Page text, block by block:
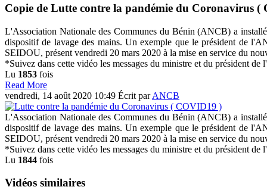
Copie de Lutte contre la pandémie du Coronavirus (
L'Association Nationale des Communes du Bénin (ANCB) a
dispositif de lavage des mains. Un exemple que le président de
SEIDOU, présent vendredi 20 mars 2020 à la mise en service du
*Suivez dans cette vidéo les messages du ministre et du président
Lu 1853 fois
Read More
vendredi, 14 août 2020 10:49 Écrit parANCB
L'Association Nationale des Communes du Bénin (ANCB) a
dispositif de lavage des mains. Un exemple que le président de
SEIDOU, présent vendredi 20 mars 2020 à la mise en service du
*Suivez dans cette vidéo les messages du ministre et du président
Lu 1844 fois
Vidéos similaires